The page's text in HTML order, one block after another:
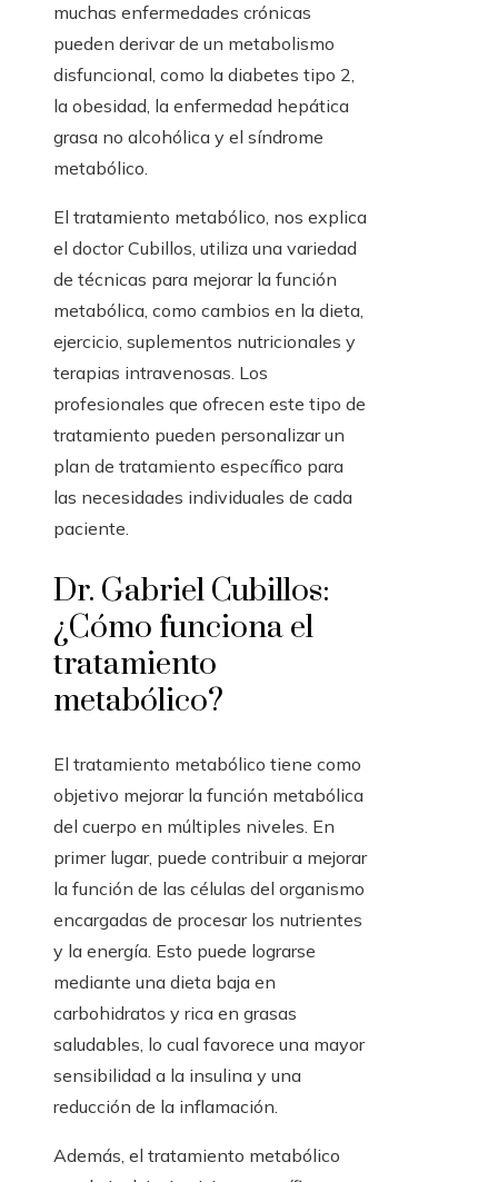
muchas enfermedades crónicas
pueden derivar de un metabolismo
disfuncional, como la diabetes tipo 2,
la obesidad, la enfermedad hepática
grasa no alcohólica y el síndrome
metabólico.
El tratamiento metabólico, nos explica
el doctor Cubillos, utiliza una variedad
de técnicas para mejorar la función
metabólica, como cambios en la dieta,
ejercicio, suplementos nutricionales y
terapias intravenosas. Los
profesionales que ofrecen este tipo de
tratamiento pueden personalizar un
plan de tratamiento específico para
las necesidades individuales de cada
paciente.
Dr. Gabriel Cubillos:
¿Cómo funciona el
tratamiento
metabólico?
El tratamiento metabólico tiene como
objetivo mejorar la función metabólica
del cuerpo en múltiples niveles. En
primer lugar, puede contribuir a mejorar
la función de las células del organismo
encargadas de procesar los nutrientes
y la energía. Esto puede lograrse
mediante una dieta baja en
carbohidratos y rica en grasas
saludables, lo cual favorece una mayor
sensibilidad a la insulina y una
reducción de la inflamación.
Además, el tratamiento metabólico